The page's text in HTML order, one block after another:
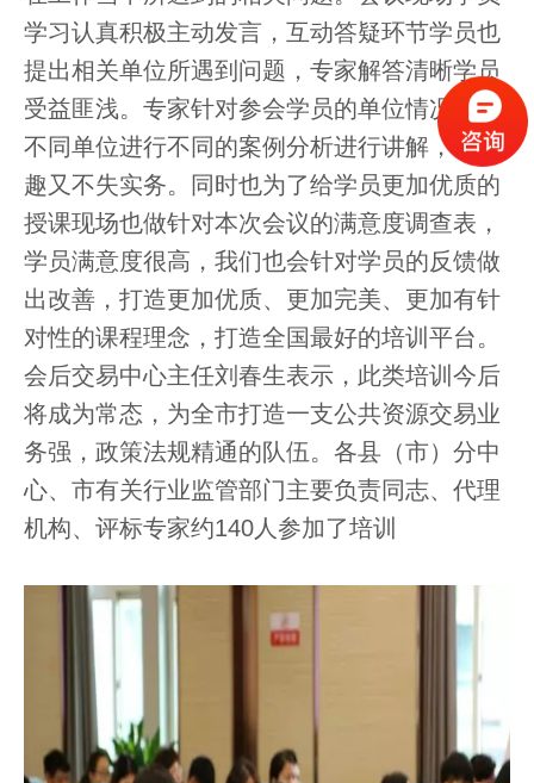
学习认真积极主动发言，互动答疑环节学员也
提出相关单位所遇到问题，专家解答清晰学员
受益匪浅。专家针对参会学员的单位情况针对
不同单位进行不同的案例分析进行讲解，既有
趣又不失实务。同时也为了给学员更加优质的
授课现场也做针对本次会议的满意度调查表，
学员满意度很高，我们也会针对学员的反馈做
出改善，打造更加优质、更加完美、更加有针
对性的课程理念，打造全国最好的培训平台。
会后交易中心主任刘春生表示，此类培训今后
将成为常态，为全市打造一支公共资源交易业
务强，政策法规精通的队伍。各县（市）分中
心、市有关行业监管部门主要负责同志、代理
机构、评标专家约140人参加了培训